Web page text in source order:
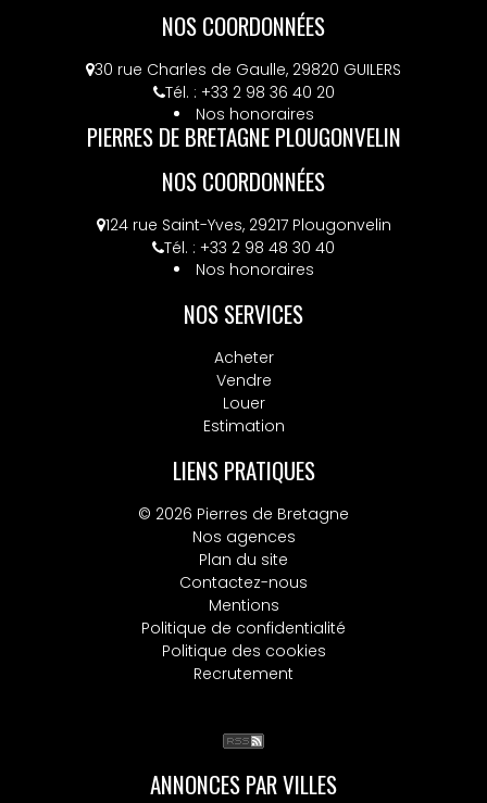
NOS COORDONNÉES
30 rue Charles de Gaulle, 29820 GUILERS
Tél. : +33 2 98 36 40 20
Nos honoraires
PIERRES DE BRETAGNE PLOUGONVELIN
NOS COORDONNÉES
124 rue Saint-Yves, 29217 Plougonvelin
Tél. : +33 2 98 48 30 40
Nos honoraires
NOS SERVICES
Acheter
Vendre
Louer
Estimation
LIENS PRATIQUES
© 2026 Pierres de Bretagne
Nos agences
Plan du site
Contactez-nous
Mentions
Politique de confidentialité
Politique des cookies
Recrutement
ANNONCES PAR VILLES